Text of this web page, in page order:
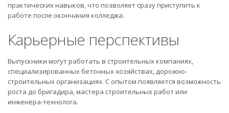
практических навыков, что позволяет сразу приступить к
работе после окончания колледжа.
Карьерные перспективы
Выпускники могут работать в строительных компаниях,
специализированных бетонных хозяйствах, дорожно-
строительных организациях. С опытом появляется возможность
роста до бригадира, мастера строительных работ или
инженера-технолога.